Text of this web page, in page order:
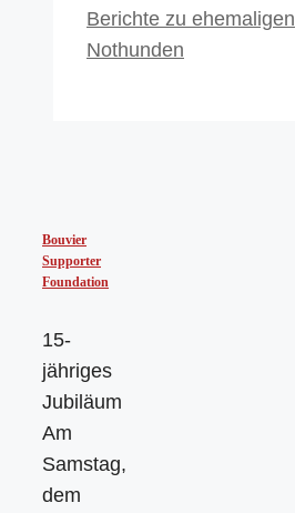
Berichte zu ehemaligen
Nothunden
Bouvier
Supporter
Foundation
15-
jähriges
Jubiläum
Am
Samstag,
dem